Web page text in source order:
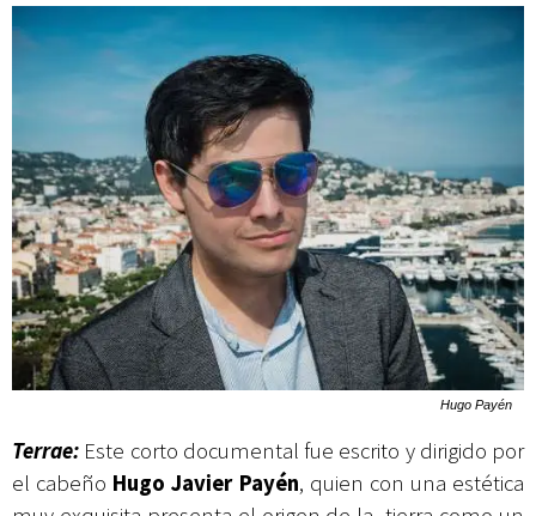
Hugo Payén
Terrae: Este corto documental fue escrito y dirigido por
el cabeño Hugo Javier Payén, quien con una estética